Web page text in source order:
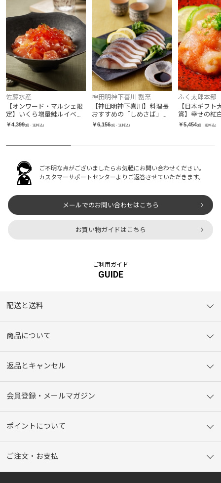
佐藤水産
【オンワード・マルシェ限
定】いくら増量鮭ルイべ漬
お試しサイズ（鮭ルイベ漬
160g・いくら 20g）
￥4,399(税・送料込)
神田明神下喜川 割烹
【神田明神下喜川】料理長
おすすめの「しめさば」
（6パック入り）
￥6,156(税・送料込)
ふく太郎本部
【日本ギフト
賞】幸せの紅
￥5,454(税・送料込)
ご不明な点がございましたらお気軽にお問い合わせください。
カスタマーサポートセンターよりご返答させていただきます。
メールでのお問い合わせはこちら
お買い物ガイドはこちら
ご利用ガイド
GUIDE
配送と送料
商品について
返品とキャンセル
会員登録・メールマガジン
ポイントについて
ご注文・お支払